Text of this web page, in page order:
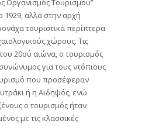
1929, αλλά στην αρχή
τουριστικά περίπτερα
χώρους. Τις
20ού αιώνα, ο τουρισμός
για τους ντόπιους
που προσέφεραν
ή η Αιδηψός, ενώ
ο τουρισμός ήταν
με τις κλασσικές